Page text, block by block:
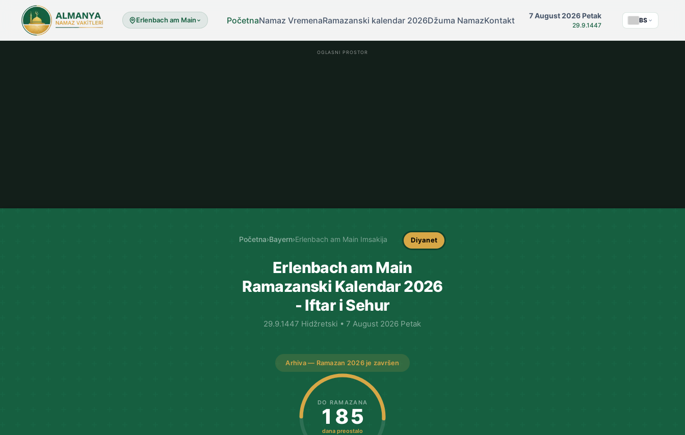
Erlenbach am Main PočetnaNamaz VremenaRamazanski kalendar 2026Džuma NamazKontakt 7 August 2026 Petak
29.9.1447
BS
OGLASNI PROSTOR
Početna›Bayern›Erlenbach am Main Imsakija Diyanet
Erlenbach am Main
Ramazanski Kalendar 2026
- Iftar i Sehur
29.9.1447 Hidžretski • 7 August 2026 Petak
Arhiva — Ramazan 2026 je završen
DO RAMAZANA
185
dana preostalo